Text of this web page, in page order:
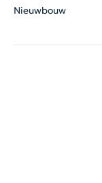
Nieuwbouw